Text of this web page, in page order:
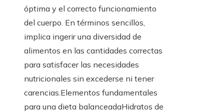
óptima y el correcto funcionamiento
del cuerpo. En términos sencillos,
implica ingerir una diversidad de
alimentos en las cantidades correctas
para satisfacer las necesidades
nutricionales sin excederse ni tener
carencias.Elementos fundamentales
para una dieta balanceadaHidratos de